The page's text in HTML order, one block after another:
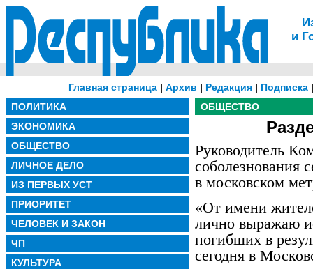
и
Главная страница | Архив | Редакция | Подписка
ПОЛИТИКА
ЭКОНОМИКА
ОБЩЕСТВО
ЛИЧНОЕ ДЕЛО
ИЗ ПЕРВЫХ УСТ
ПРИОРИТЕТ
ЧЕЛОВЕК И ЗАКОН
ЧП
КУЛЬТУРА
ОБЩЕСТВО
Руководитель
соболезнования
в московском
«От имени
лично выражаю
погибших в
сегодня в